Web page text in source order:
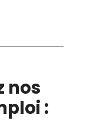
nos
: